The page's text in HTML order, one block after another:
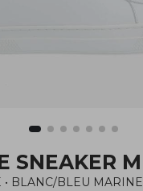
SNEAKER M
• BLANC/BLEU MARINE